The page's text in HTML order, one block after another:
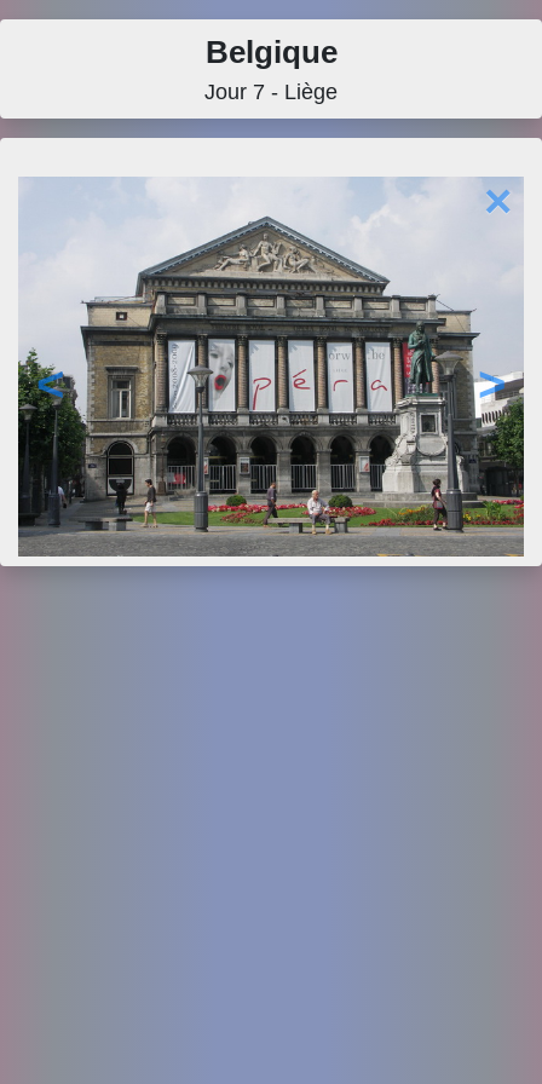
Belgique
Jour 7 - Liège
×
< >